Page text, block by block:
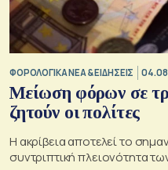
ΦΟΡΟΛΟΓΙΚΑ ΝΕΑ & EΙΔΗΣΕΙΣ
Μείωση φόρων σε
ζητούν οι πολίτες
Η ακρίβεια αποτελεί το
συντριπτική πλειονότητα